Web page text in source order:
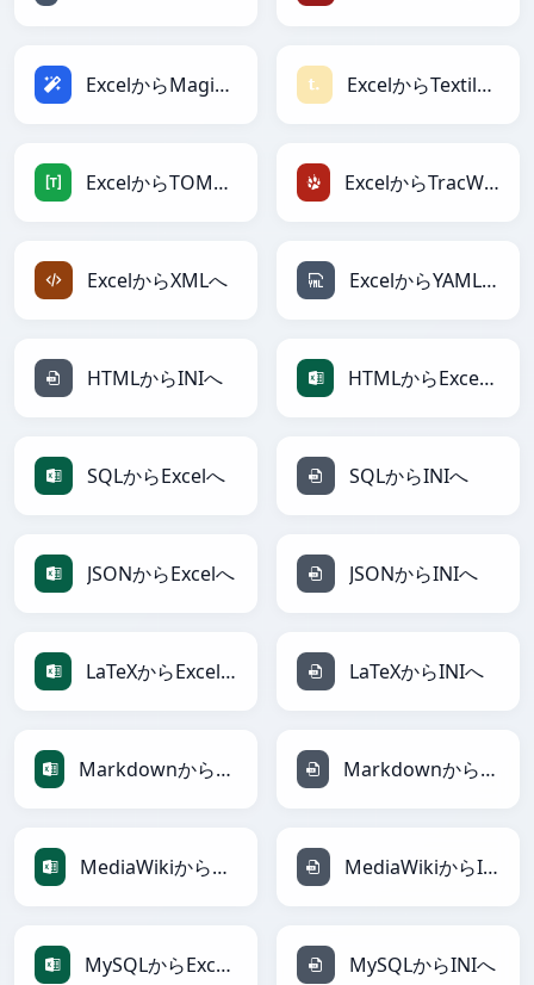
ExcelからMagicへ ExcelからTextileへ
ExcelからTOMLへ ExcelからTracWikiへ
ExcelからXMLへ ExcelからYAMLへ
HTMLからINIへ HTMLからExcelへ
SQLからExcelへ SQLからINIへ
JSONからExcelへ JSONからINIへ
LaTeXからExcelへ LaTeXからINIへ
MarkdownからExcelへ MarkdownからINIへ
MediaWikiからExcelへ MediaWikiからINIへ
MySQLからExcelへ MySQLからINIへ